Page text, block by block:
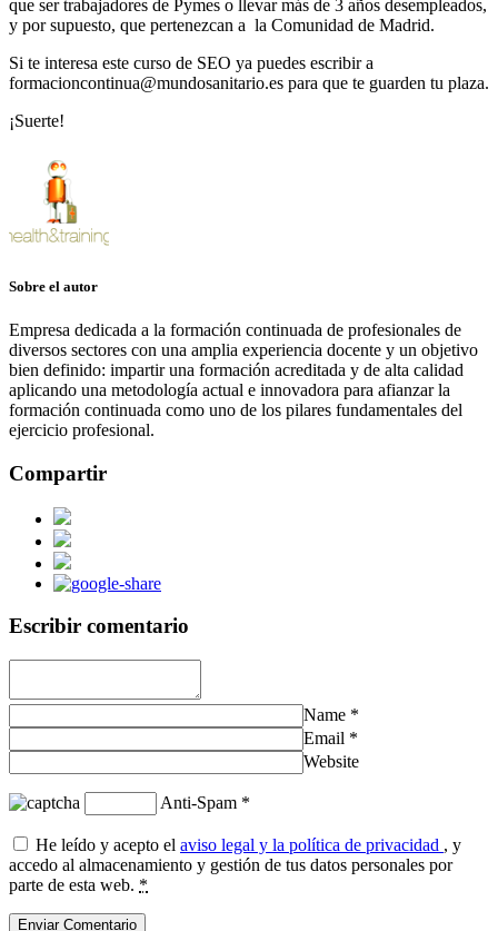
que ser trabajadores de Pymes o llevar más de 3 años desempleados,
y por supuesto, que pertenezcan a la Comunidad de Madrid.
Si te interesa este curso de SEO ya puedes escribir a
formacioncontinua@mundosanitario.es para que te guarden tu plaza.
¡Suerte!
Sobre el autor
Empresa dedicada a la formación continuada de profesionales de
diversos sectores con una amplia experiencia docente y un objetivo
bien definido: impartir una formación acreditada y de alta calidad
aplicando una metodología actual e innovadora para afianzar la
formación continuada como uno de los pilares fundamentales del
ejercicio profesional.
Compartir
Escribir comentario
Name *
Email *
Website
Anti-Spam *
He leído y acepto el aviso legal y la política de privacidad , y
accedo al almacenamiento y gestión de tus datos personales por
parte de esta web. *